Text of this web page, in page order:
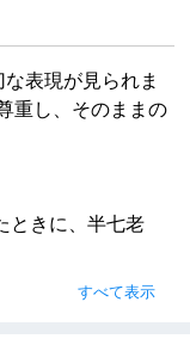
表現が見られま
重し、そのままの
ときに、半七老
たように考えて
いですよ。いく
すべて表示